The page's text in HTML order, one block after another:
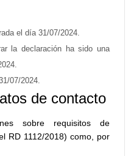
el día 31/07/2024.
la declaración ha sido una
07/2024.
de contacto
sobre requisitos de
RD 1112/2018) como, por